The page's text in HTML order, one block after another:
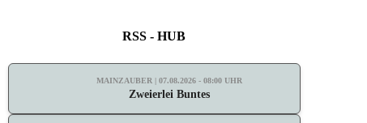
RSS - HUB
MAINZAUBER | 07.08.2026 - 08:00 UHR
Zweierlei Buntes